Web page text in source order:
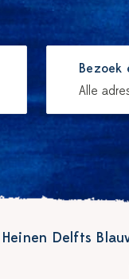
Bezoek
Alle
Delfts